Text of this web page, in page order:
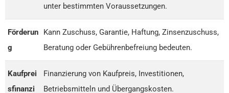
unter bestimmten Voraussetzungen.
Förderun
g
Kann Zuschuss, Garantie, Haftung, Zinsenzuschuss,
Beratung oder Gebührenbefreiung bedeuten.
Kaufprei
sfinanzi
Finanzierung von Kaufpreis, Investitionen,
Betriebsmitteln und Übergangskosten.